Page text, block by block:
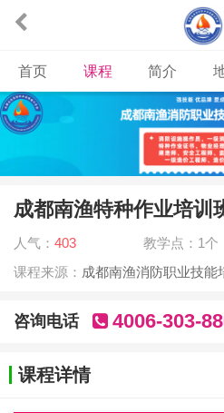
首页 课程 简介
成都南渔特种作业培训
人气： 403 教学点：1个
课程来源： 成都南渔消防职业技能
咨询电话 4006-303-
课程详情